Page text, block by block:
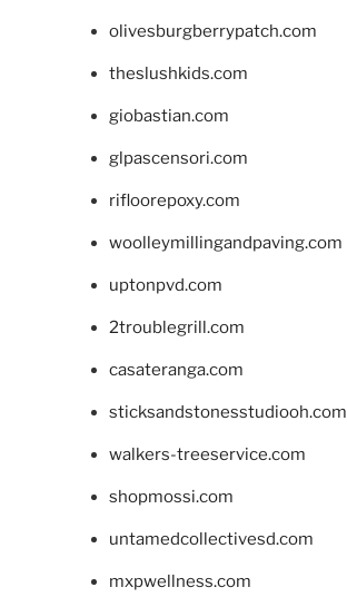
olivesburgberrypatch.com
theslushkids.com
giobastian.com
glpascensori.com
rifloorepoxy.com
woolleymillingandpaving.com
uptonpvd.com
2troublegrill.com
casateranga.com
sticksandstonesstudiooh.com
walkers-treeservice.com
shopmossi.com
untamedcollectivesd.com
mxpwellness.com